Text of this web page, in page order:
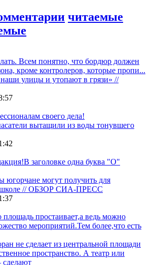
читаемые
Всем понятно, что бордюр должен
кроме контролеров, которые пропи...
улицы и утопают в грязи» //
своего дела!
вытащили из воды тонувшего
заголовке одна буква "О"
югорчане могут получить для
школе // ОБЗОР СИА-ПРЕСС
площадь простаивает,а ведь можно
мероприятий.Тем более,что есть
не сделает из центральной площади
пространство. А театр или